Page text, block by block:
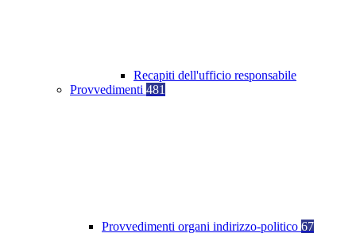
Recapiti dell'ufficio responsabile
Provvedimenti 481
Provvedimenti organi indirizzo-politico 67